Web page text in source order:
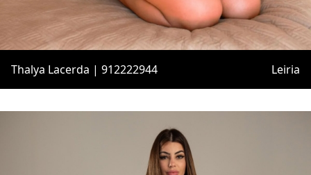
Thalya Lacerda | 912222944 Leiria